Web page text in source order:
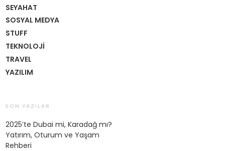
SEYAHAT
SOSYAL MEDYA
STUFF
TEKNOLOJI
TRAVEL
YAZILIM
SON YAZILAR
2025’te Dubai mi, Karadağ mı?
Yatırım, Oturum ve Yaşam
Rehberi